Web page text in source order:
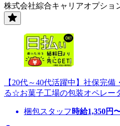
株式会社綜合キャリアオプショ
【20代～40代活躍中】社保完
る☆お菓子工場の包装オペレー
梱包スタッフ 時給1,350円